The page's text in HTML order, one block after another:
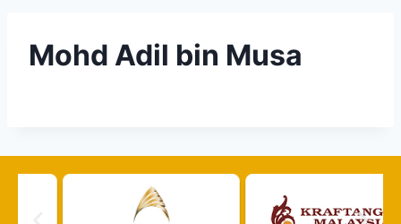
Mohd Adil bin Musa